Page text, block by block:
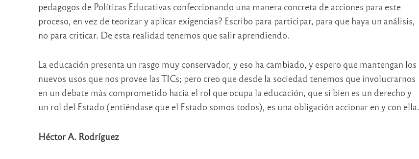
pedagogos de Políticas Educativas confeccionando una manera concreta de acciones para este
proceso, en vez de teorizar y aplicar exigencias? Escribo para participar, para que haya un análisis,
no para criticar. De esta realidad tenemos que salir aprendiendo.
La educación presenta un rasgo muy conservador, y eso ha cambiado, y espero que mantengan los
nuevos usos que nos provee las TICs; pero creo que desde la sociedad tenemos que involucrarnos
en un debate más comprometido hacia el rol que ocupa la educación, que si bien es un derecho y
un rol del Estado (entiéndase que el Estado somos todos), es una obligación accionar en y con ella.
Héctor A. Rodríguez